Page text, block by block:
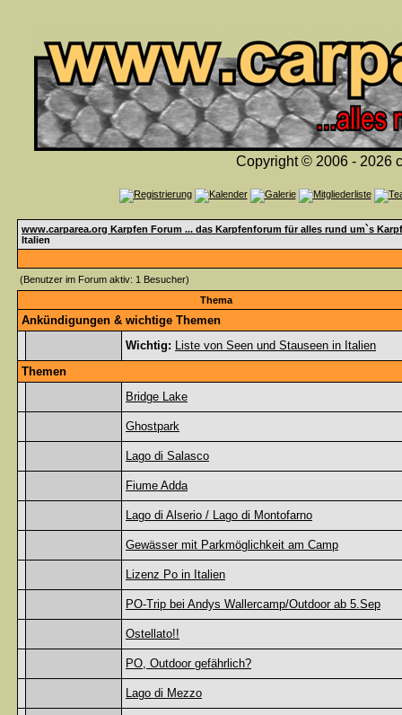
Copyright © 2006 - 2026
www.carparea.org Karpfen Forum ... das Karpfenforum für alles rund um`s
Italien
(Benutzer im Forum aktiv: 1 Besucher)
Thema
Ankündigungen & wichtige Themen
Wichtig: Liste von Seen und Stauseen in Italien
Themen
Bridge Lake
Ghostpark
Lago di Salasco
Fiume Adda
Lago di Alserio / Lago di Montofarno
Gewässer mit Parkmöglichkeit am Camp
Lizenz Po in Italien
PO-Trip bei Andys Wallercamp/Outdoor ab 5.Sep
Ostellato!!
PO, Outdoor gefährlich?
Lago di Mezzo